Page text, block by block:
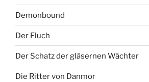
Demonbound
Der Fluch
Der Schatz der gläsernen Wächter
Die Ritter von Danmor